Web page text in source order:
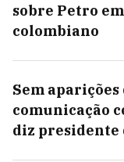
sobre Petro
colombiano
Sem
comunicação
diz presidente